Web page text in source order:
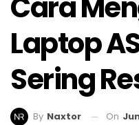
Laptop
Sering
By Naxtor On